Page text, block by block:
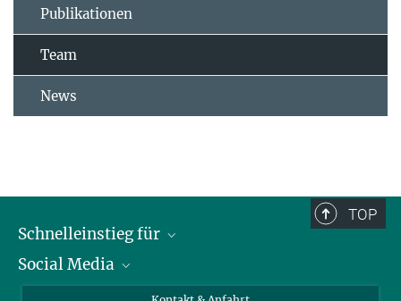
Publikationen
Team
News
TOP
Schnelleinstieg für
Journalist*innen
Social Media